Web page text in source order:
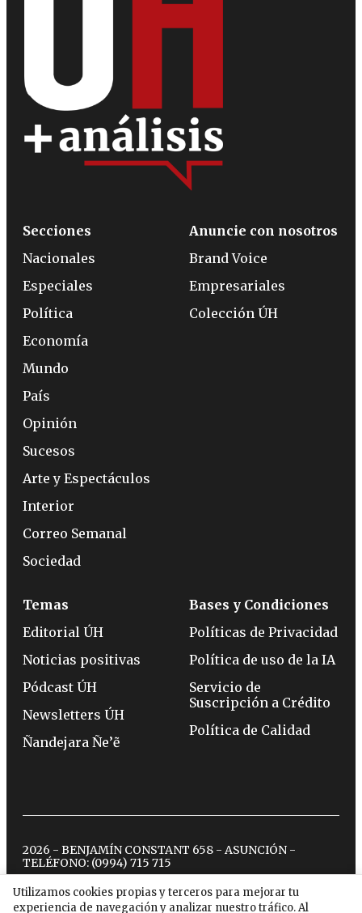
Utilizamos cookies propias y terceros para mejorar tu
experiencia de navegación y analizar nuestro tráfico. Al
Secciones
Nacionales
Especiales
Política
Economía
Mundo
País
Opinión
Sucesos
Arte y Espectáculos
Interior
Correo Semanal
Sociedad
Anuncie con nosotros
Brand Voice
Empresariales
Colección ÚH
Temas
Editorial ÚH
Noticias positivas
Pódcast ÚH
Newsletters ÚH
Ñandejara Ñe’ẽ
Bases y Condiciones
Políticas de Privacidad
Política de uso de la IA
Servicio de
Suscripción a Crédito
Política de Calidad
2026 - BENJAMÍN CONSTANT 658 - ASUNCIÓN -
TELÉFONO: (0994) 715 715